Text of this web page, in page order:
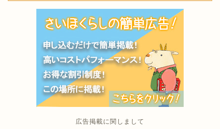
広告掲載に関しまして